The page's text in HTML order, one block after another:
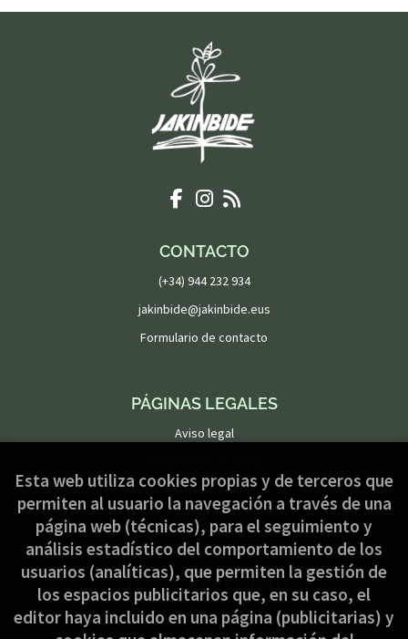
CONTACTO
(+34) 944 232 934
jakinbide@jakinbide.eus
Formulario de contacto
PÁGINAS LEGALES
Aviso legal
Política de privacidad
Política de Cookies
ATENCIÓN AL CLIENTE
Quiénes somos
Esta web utiliza cookies propias y de terceros que
permiten al usuario la navegación a través de una
página web (técnicas), para el seguimiento y
análisis estadístico del comportamiento de los
usuarios (analíticas), que permiten la gestión de
los espacios publicitarios que, en su caso, el
editor haya incluido en una página (publicitarias) y